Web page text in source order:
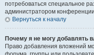
потребоваться специальное
администратором
Вернуться к началу
Почему я не могу добавлять
Право добавления вложений